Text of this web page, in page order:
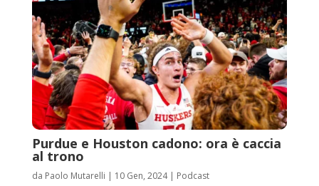
Purdue e Houston cadono: ora è caccia
al trono
da Paolo Mutarelli | 10 Gen, 2024| Podcast